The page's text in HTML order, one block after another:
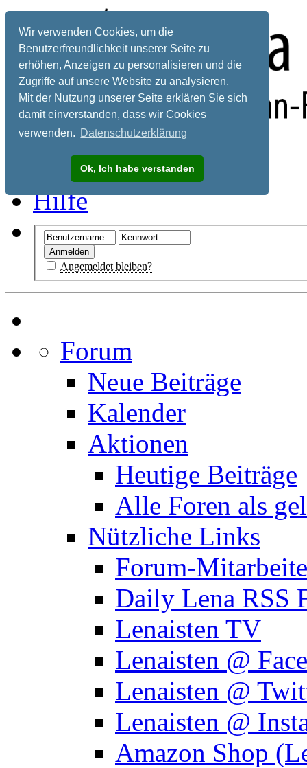
Wir verwenden Cookies, um die
Benutzerfreundlichkeit unserer Seite zu
erhöhen, Anzeigen zu personalisieren und die
Zugriffe auf unsere Website zu analysieren.
Mit der Nutzung unserer Seite erklären Sie sich
damit einverstanden, dass wir Cookies
verwenden. Datenschutzerklärung
Ok, Ich habe verstanden
Registrieren
Hilfe
Angemeldet bleiben?
Forum
Neue Beiträge
Kalender
Aktionen
Heutige Beiträge
Alle Foren als
Nützliche Links
Forum-
Daily Lena RSS
Lenaisten TV
Lenaisten @
Lenaisten @
Lenaisten @
Amazon Shop